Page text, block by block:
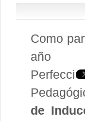
Como
año
de